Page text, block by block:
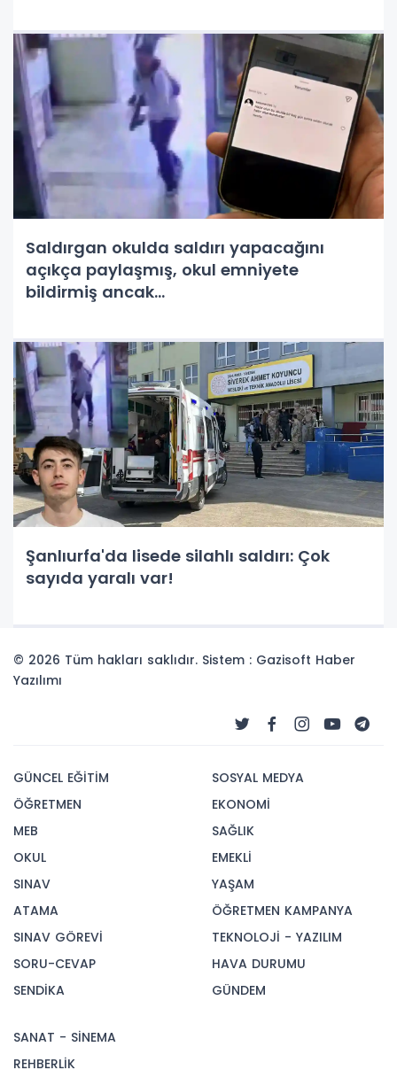
Saldırgan okulda saldırı yapacağını
açıkça paylaşmış, okul emniyete
bildirmiş ancak...
Şanlıurfa'da lisede silahlı saldırı: Çok
sayıda yaralı var!
© 2026 Tüm hakları saklıdır. Sistem : Gazisoft Haber
Yazılımı
GÜNCEL EĞİTİM
ÖĞRETMEN
MEB
OKUL
SINAV
ATAMA
SINAV GÖREVİ
SORU-CEVAP
SENDİKA
SOSYAL MEDYA
EKONOMİ
SAĞLIK
EMEKLİ
YAŞAM
ÖĞRETMEN KAMPANYA
TEKNOLOJİ - YAZILIM
HAVA DURUMU
GÜNDEM
SANAT - SİNEMA
REHBERLİK